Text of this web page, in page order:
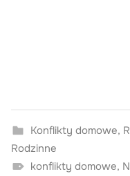
Konflikty domowe,
Rodzinne
konflikty domowe,